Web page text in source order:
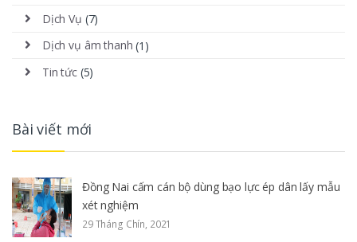
Dịch Vụ (7)
Dịch vụ âm thanh (1)
Tin tức(5)
Bài viết mới
Đồng Nai cấm cán bộ dùng bạo lực ép dân lấy mẫu
xét nghiệm
29 Tháng Chín, 2021